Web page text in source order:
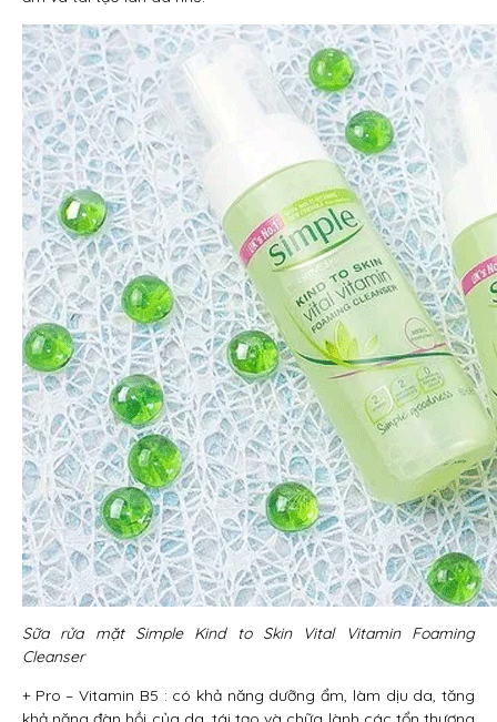
Sữa rửa mặt Simple Kind to Skin Vital Vitamin Foaming
Cleanser
+ Pro – Vitamin B5 : có khả năng dưỡng ẩm, làm dịu da, tăng